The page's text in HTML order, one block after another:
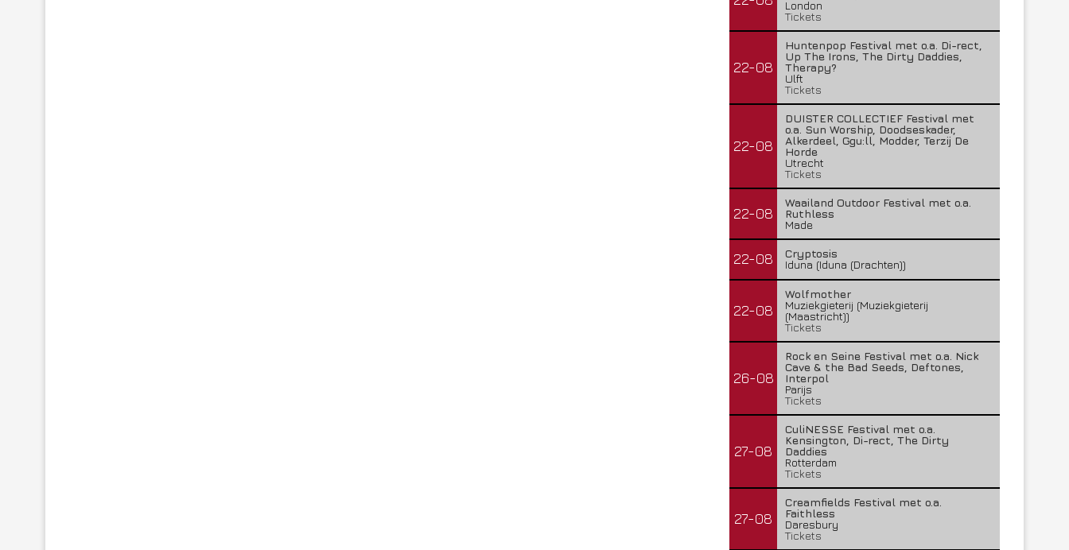
London
Tickets
22-08
Huntenpop Festival met o.a. Di-rect,
Up The Irons, The Dirty Daddies,
Therapy?
Ulft
Tickets
22-08
DUISTER COLLECTIEF Festival met
o.a. Sun Worship, Doodseskader,
Alkerdeel, Ggu:ll, Modder, Terzij De
Horde
Utrecht
Tickets
22-08
Waailand Outdoor Festival met o.a.
Ruthless
Made
22-08
Cryptosis
Iduna (Iduna (Drachten))
22-08
Wolfmother
Muziekgieterij (Muziekgieterij
(Maastricht))
Tickets
26-08
Rock en Seine Festival met o.a. Nick
Cave & the Bad Seeds, Deftones,
Interpol
Parijs
Tickets
27-08
CuliNESSE Festival met o.a.
Kensington, Di-rect, The Dirty
Daddies
Rotterdam
Tickets
27-08
Creamfields Festival met o.a.
Faithless
Daresbury
Tickets